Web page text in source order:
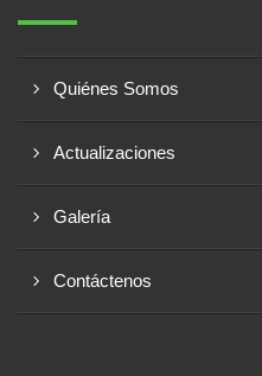
Quiénes Somos
Actualizaciones
Galería
Contáctenos